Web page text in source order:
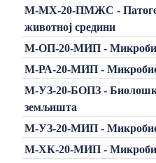
М-МХ-20-ПМЖС -
животној средини
М-ОП-20-МИП -
М-РА-20-МИП -
М-УЗ-20-БОПЗ -
земљишта
М-УЗ-20-МИП -
М-ХК-20-МИП -